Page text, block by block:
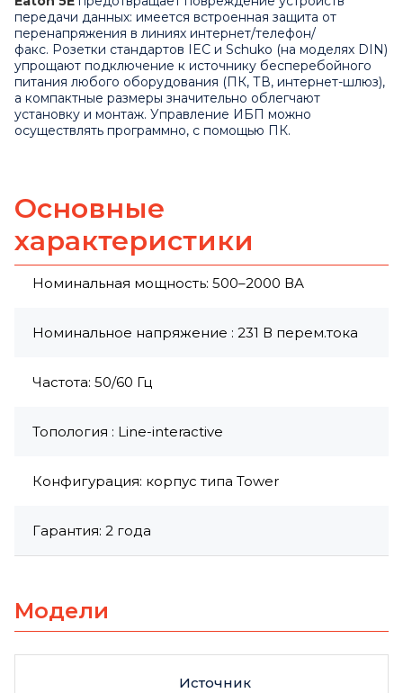
передачи данных: имеется встроенная защита от
перенапряжения в линиях интернет/телефон/
факс. Розетки стандартов IEC и Schuko (на моделях DIN)
упрощают подключение к источнику бесперебойного
питания любого оборудования (ПК, ТВ, интернет-шлюз),
а компактные размеры значительно облегчают
установку и монтаж. Управление ИБП можно
осуществлять программно, с помощью ПК.
Основные
характеристики
Номинальная мощность: 500–2000 ВА
Номинальное напряжение : 231 В перем.тока
Частота: 50/60 Гц
Топология : Line-interactive
Конфигурация: корпус типа Tower
Гарантия: 2 года
Модели
Источник